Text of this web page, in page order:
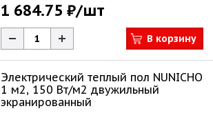
1 684.75 ₽/шт
В корзину
Электрический теплый пол NUNICHO
1 м2, 150 Вт/м2 двужильный
экранированный